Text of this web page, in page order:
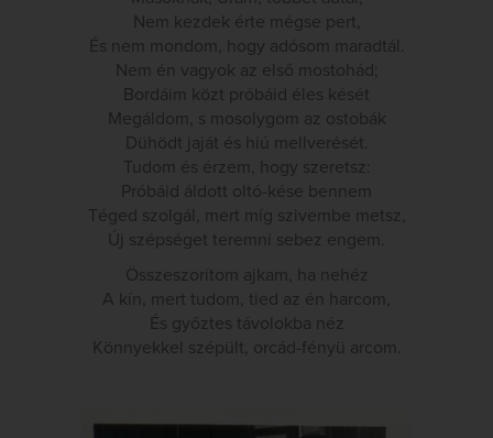
Nem kezdek érte mégse pert,
És nem mondom, hogy adósom maradtál.
Nem én vagyok az első mostohád;
Bordáim közt próbáid éles kését
Megáldom, s mosolygom az ostobák
Dühödt jaját és hiú mellverését.
Tudom és érzem, hogy szeretsz:
Próbáid áldott oltó-kése bennem
Téged szolgál, mert míg szivembe metsz,
Új szépséget teremni sebez engem.
Összeszorítom ajkam, ha nehéz
A kín, mert tudom, tied az én harcom,
És győztes távolokba néz
Könnyekkel szépült, orcád-fényü arcom.